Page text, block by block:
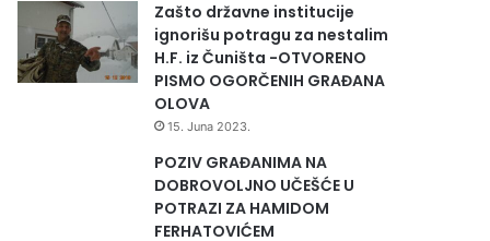
Zašto državne institucije
ignorišu potragu za nestalim
H.F. iz Čuništa -OTVORENO
PISMO OGORČENIH GRAĐANA
OLOVA
15. Juna 2023.
POZIV GRAĐANIMA NA
DOBROVOLJNO UČEŠĆE U
POTRAZI ZA HAMIDOM
FERHATOVIĆEM